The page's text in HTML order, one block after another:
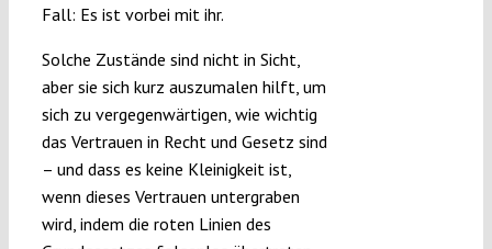
Fall: Es ist vorbei mit ihr.
Solche Zustände sind nicht in Sicht,
aber sie sich kurz auszumalen hilft, um
sich zu vergegenwärtigen, wie wichtig
das Vertrauen in Recht und Gesetz sind
– und dass es keine Kleinigkeit ist,
wenn dieses Vertrauen untergraben
wird, indem die roten Linien des